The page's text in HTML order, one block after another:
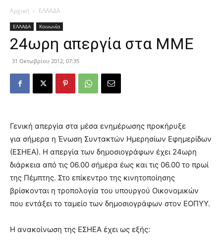
Αρχική ΕΛΛΑΔΑ
ΕΛΛΑΔΑ Κοινωνία
24ωρη απεργία στα ΜΜΕ
31 Οκτωβρίου 2012, 07:35
Γενική απεργία στα μέσα ενημέρωσης προκήρυξε
για σήμερα η Ένωση Συντακτών Ημερησίων Εφημερίδων
(ΕΣΗΕΑ). Η απεργία των δημοσιογράφων έχει 24ωρη
διάρκεια από τις 06.00 σήμερα έως και τις 06.00 το πρωί
της Πέμπτης. Στο επίκεντρο της κινητοποίησης
βρίσκονται η τροπολογία του υπουργού Οικονομικών
που εντάξει το ταμείο των δημοσιογράφων στον ΕΟΠΥΥ.
Η ανακοίνωση της ΕΣΗΕΑ έχει ως εξής: